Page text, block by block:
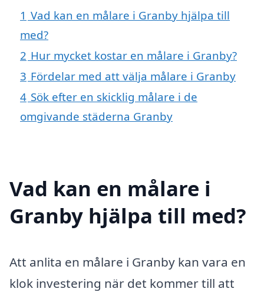
1 Vad kan en målare i Granby hjälpa till
med?
2 Hur mycket kostar en målare i Granby?
3 Fördelar med att välja målare i Granby
4 Sök efter en skicklig målare i de
omgivande städerna Granby
Vad kan en målare i
Granby hjälpa till med?
Att anlita en målare i Granby kan vara en
klok investering när det kommer till att